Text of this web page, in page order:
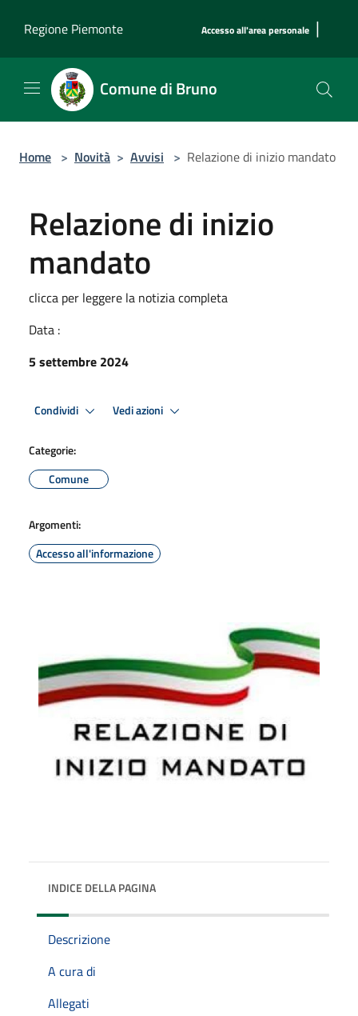
Regione Piemonte
Accesso all'area personale |
Comune di Bruno
Home > Novità > Avvisi > Relazione di inizio mandato
Relazione di inizio
mandato
clicca per leggere la notizia completa
Data :
5 settembre 2024
Condividi Vedi azioni
Categorie:
Comune
Argomenti:
Accesso all'informazione
INDICE DELLA PAGINA
Descrizione
A cura di
Allegati